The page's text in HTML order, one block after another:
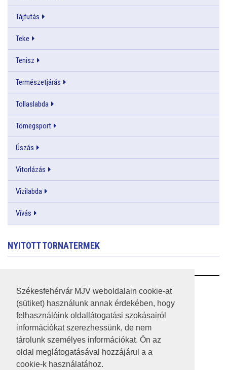
Székesfehérvár MJV weboldalain cookie-at
(sütiket) használunk annak érdekében, hogy
felhasználóink oldallátogatási szokásairól
információkat szerezhessünk, de nem
tárolunk személyes információkat. Ön az
oldal meglátogatásával hozzájárul a a
cookie-k használatához.
Tájfutás
Teke
Tenisz
Természetjárás
Tollaslabda
Tömegsport
Úszás
Vitorlázás
Vizilabda
Vívás
NYITOTT TORNATERMEK
RSS
A HONLAP 2017.03.31-I ÁLLAPOTA
JOGI NYILATKOZAT
IMPRESSZUM